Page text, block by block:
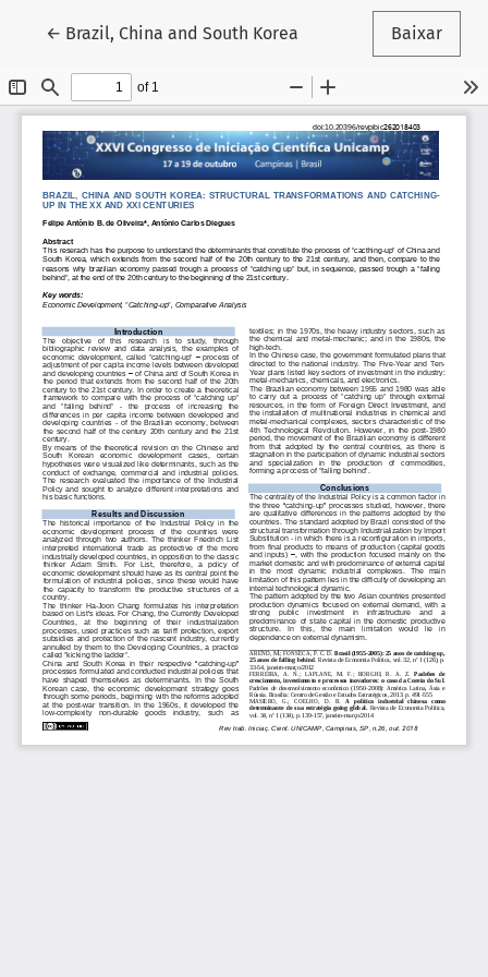
← Voltar aos Detalhes do Artigo
Brazil, China and South Korea Baixar